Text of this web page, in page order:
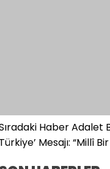
HaberAdalet
Mesajı: “Millî